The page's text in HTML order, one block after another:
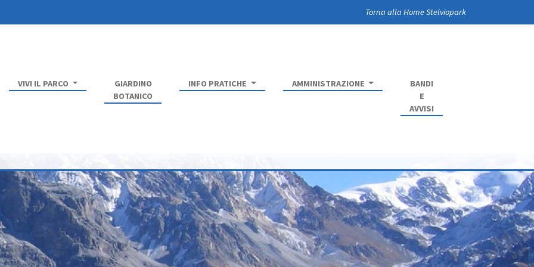
Torna alla Home Stelviopark
VIVI IL PARCO
GIARDINO
BOTANICO
INFO PRATICHE AMMINISTRAZIONE
BANDI
E
AVVISI